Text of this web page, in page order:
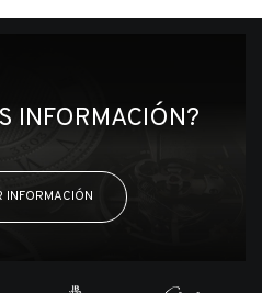
INFORMACIÓN?
INFORMACIÓN